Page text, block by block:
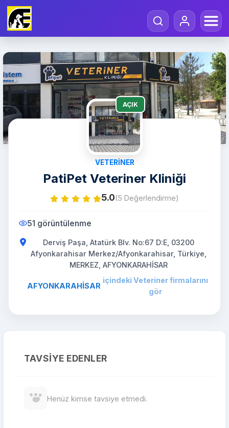
AÇIK
VETERINER
PatiPet Veteriner Kliniği
5.0(5 Değerlendirme)
51 görüntülenme
Derviş Paşa, Atatürk Blv. No:67 D:E, 03200
Afyonkarahisar Merkez/Afyonkarahisar, Türkiye,
MERKEZ, AFYONKARAHİSAR
AFYONKARAHİSAR
içindeki Veteriner firmalarını
gör
TAVSIYE EDENLER
Henüz kimse tavsiye etmedi.